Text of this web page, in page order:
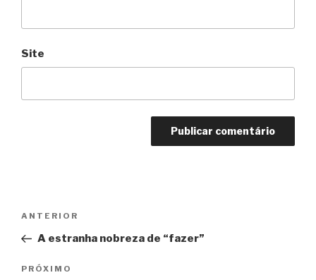
Site
Post
Anterior
ANTERIOR
A estranha nobreza de “fazer”
Próximo
PRÓXIMO